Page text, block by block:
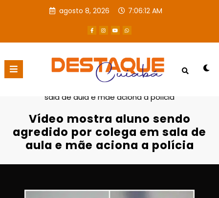
agosto 8, 2026 7:06:13 AM
Página inicial
Destaques
sala de aula e mãe aciona a polícia
Vídeo mostra aluno sendo
agredido por colega em sala de
aula e mãe aciona a polícia